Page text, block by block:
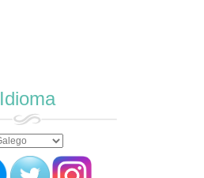
Idioma